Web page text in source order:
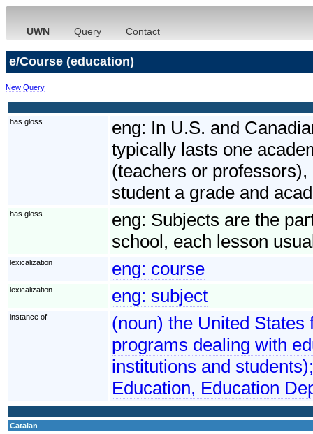
UWN Query Contact
e/Course (education)
New Query
has gloss eng: In U.S. and
typically lasts one
(teachers or
student a grade and
has gloss eng: Subjects are the
school, each lesson
lexicalization eng: course
lexicalization eng: subject
instance of
(noun) the United
programs dealing with
institutions and
Education, Education
Catalan